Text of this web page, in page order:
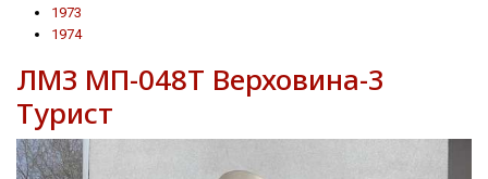
1973
1974
ЛМЗ МП-048Т Верховина-3
Турист